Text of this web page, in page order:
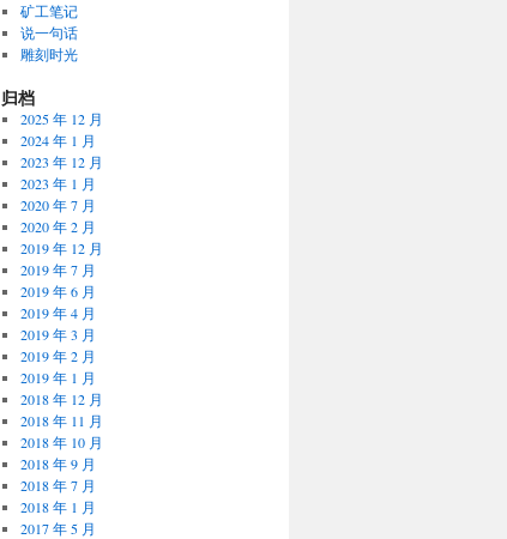
矿工笔记
说一句话
雕刻时光
归档
2025 年 12 月
2024 年 1 月
2023 年 12 月
2023 年 1 月
2020 年 7 月
2020 年 2 月
2019 年 12 月
2019 年 7 月
2019 年 6 月
2019 年 4 月
2019 年 3 月
2019 年 2 月
2019 年 1 月
2018 年 12 月
2018 年 11 月
2018 年 10 月
2018 年 9 月
2018 年 7 月
2018 年 1 月
2017 年 5 月